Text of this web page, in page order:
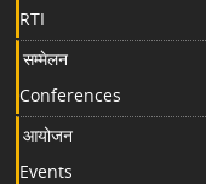
RTI
सम्मेलन
Conferences
आयोजन
Events